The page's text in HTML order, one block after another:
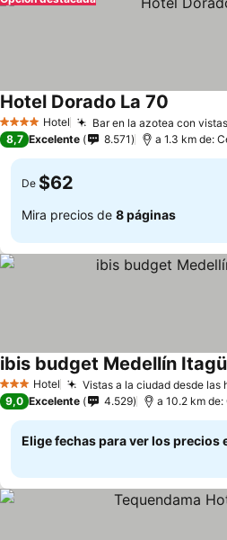
4 EstrellasHotel Bar en la azotea con
Hotel Dorado La 70
8,7 Excelente 8.571 a 1.3 km de:
De $62
Mira precios de 8 páginas
3 Estrellas
Hotel Vistas a la ciudad desde las
ibis budget Medellín
9,0 Excelente 4.529 a 10.2 km
Elige fechas para ver los precios